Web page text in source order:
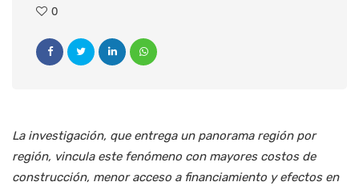
0
La investigación, que entrega un panorama región por
región, vincula este fenómeno con mayores costos de
construcción, menor acceso a financiamiento y efectos en